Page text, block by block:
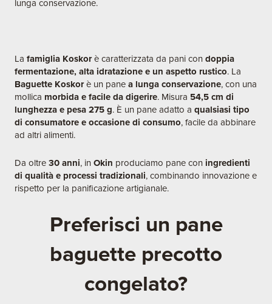
lunga conservazione.
La famiglia Koskorè caratterizzata da pani con doppia
fermentazione, alta idratazione e un aspetto rustico. La
Baguette Koskorè un pane a lunga conservazione, con una
mollica morbida e facile da digerire. Misura 54,5 cm di
lunghezza e pesa 275 g. È un pane adatto a qualsiasi tipo
di consumatore e occasione di consumo, facile da abbinare
ad altri alimenti.
Da oltre 30 anni, in Okin produciamo pane con ingredienti
di qualità e processi tradizionali, combinando innovazione e
rispetto per la panificazione artigianale.
Preferisci un pane
baguette precotto
congelato?